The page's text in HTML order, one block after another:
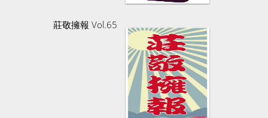
莊敬擁報 Vol.65